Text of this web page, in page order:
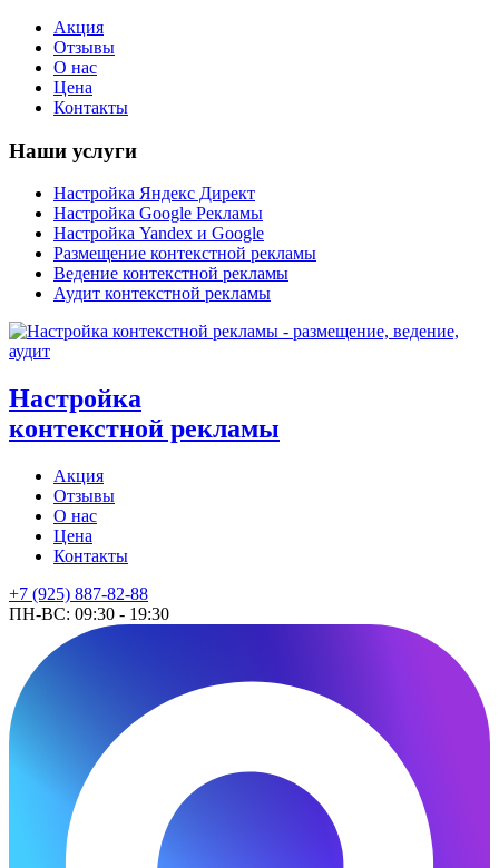
Акция
Отзывы
О нас
Цена
Контакты
Наши услуги
Настройка Яндекс Директ
Настройка Google Рекламы
Настройка Yandex и Google
Размещение контекстной рекламы
Ведение контекстной рекламы
Аудит контекстной рекламы
Настройка
контекстной рекламы
Акция
Отзывы
О нас
Цена
Контакты
+7 (925) 887-82-88
ПН-ВС: 09:30 - 19:30